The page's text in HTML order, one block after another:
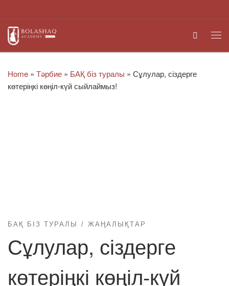
Search
Home » Тәрбие » БАҚ біз туралы » Сұлулар, сіздерге
көтеріңкі көңіл-күй сыйлаймыз!
БАҚ БІЗ ТУРАЛЫ ЖАҢАЛЫҚТАР
Сұлулар, сіздерге
көтеріңкі көңіл-күй